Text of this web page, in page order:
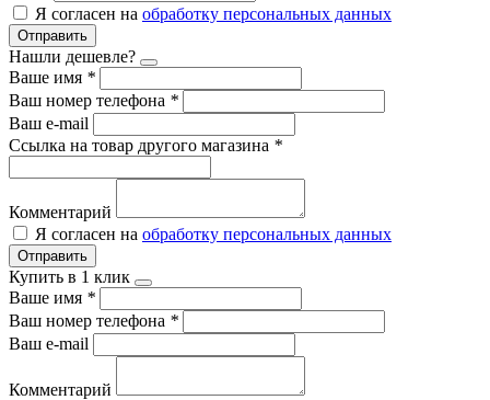
Я согласен на обработку персональных данных
Отправить
Нашли дешевле?
Ваше имя *
Ваш номер телефона *
Ваш e-mail
Ссылка на товар другого магазина *
Комментарий
Я согласен на обработку персональных данных
Отправить
Купить в 1 клик
Ваше имя *
Ваш номер телефона *
Ваш e-mail
Комментарий